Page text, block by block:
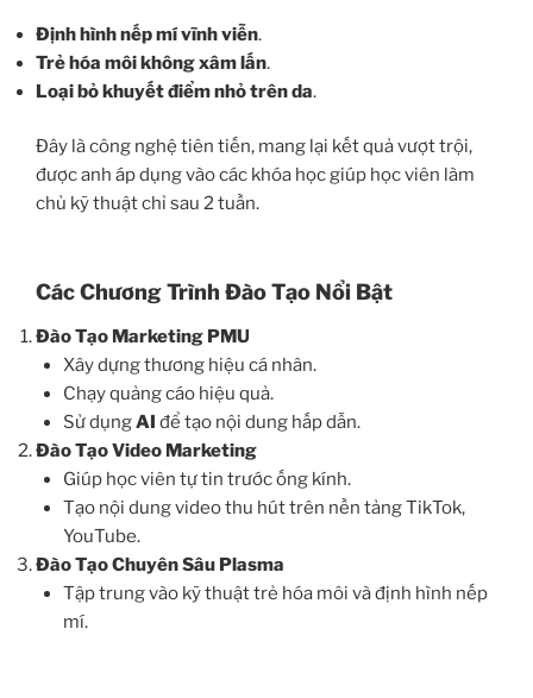
Định hình nếp mí vĩnh viễn.
Trẻ hóa môi không xâm lấn.
Loại bỏ khuyết điểm nhỏ trên da.
Đây là công nghệ tiên tiến, mang lại kết quả vượt trội,
được anh áp dụng vào các khóa học giúp học viên làm
chủ kỹ thuật chỉ sau 2 tuần.
Các Chương Trình Đào Tạo Nổi Bật
Đào Tạo Marketing PMU
Xây dựng thương hiệu cá nhân.
Chạy quảng cáo hiệu quả.
Sử dụngAI để tạo nội dung hấp dẫn.
Đào Tạo Video Marketing
Giúp học viên tự tin trước ống kính.
Tạo nội dung video thu hút trên nền tảng TikTok,
YouTube.
Đào Tạo Chuyên Sâu Plasma
Tập trung vào kỹ thuật trẻ hóa môi và định hình nếp
mí.